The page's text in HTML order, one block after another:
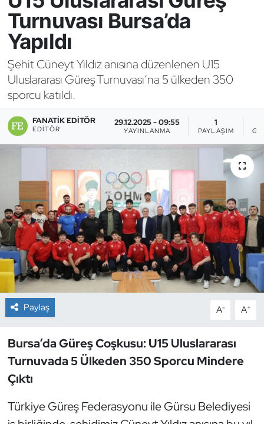
Turnuvası Bursa’da
Yapıldı
Şehit Cüneyt Yıldız anısına düzenlenen U15
Uluslararası Güreş Turnuvası’na 5 ülkeden 350
sporcu katıldı.
FANATIK EDITÖR
EDITÖR
29.12.2025 - 09:55
YAYINLANMA
1
PAYLAŞIM
Paylaş A- A+
Bursa’da Güreş Coşkusu: U15 Uluslararası
Turnuvada 5 Ülkeden 350 Sporcu Mindere
Çıktı
Türkiye Güreş Federasyonu ile Gürsu Belediyesi
Bisiklet
Bocce Bowling Dart
Boks
Briç
Buz Hokeyi
Buz Pateni
Çim Hokeyi
Cimnastik
Curling
Dağcılık
Dövüş Sanatı
E-Spor
Eskrim